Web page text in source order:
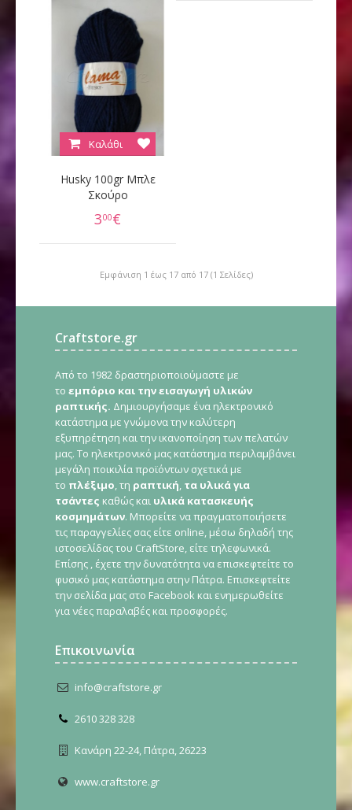
Husky 100gr Μπλε
Σκούρο
300€
Καλάθι
Εμφάνιση 1 έως 17 από 17 (1 Σελίδες)
Craftstore.gr
Από το 1982 δραστηριοποιούμαστε με
το εμπόριο και την εισαγωγή υλικών
ραπτικής. Δημιουργήσαμε ένα ηλεκτρονικό
κατάστημα με γνώμονα την καλύτερη
εξυπηρέτηση και την ικανοποίηση των πελατών
μας. Το ηλεκτρονικό μας κατάστημα περιλαμβάνει
μεγάλη ποικιλία προϊόντων σχετικά με
το πλέξιμο , τη ραπτική τα υλικά για
τσάντες καθώς και υλικά κατασκευής
κοσμημάτων. Μπορείτε να πραγματοποιήσετε
τις παραγγελίες σας είτε online, μέσω δηλαδή της
ιστοσελίδας του CraftStore, είτε τηλεφωνικά.
Επίσης , έχετε την δυνατότητα να επισκεφτείτε το
φυσικό μας κατάστημα στην Πάτρα. Επισκεφτείτε
την σελίδα μας στο Facebook και ενημερωθείτε
για νέες παραλαβές και προσφορές.
Επικοινωνία
info@craftstore.gr
2610 328 328
Κανάρη 22-24, Πάτρα, 26223
www.craftstore.gr